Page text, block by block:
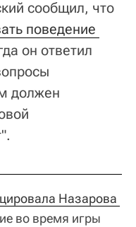
сообщил, что
поведение
он ответил
должен
Назарова
во время игры